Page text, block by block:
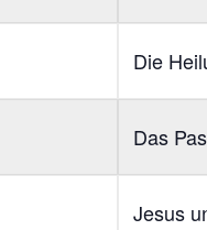
Die
Das
Jesus